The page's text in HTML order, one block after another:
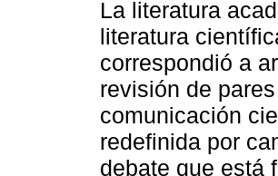
La literatura
literatura
correspondió a
revisión de pares
comunicación
redefinida por
debate que está